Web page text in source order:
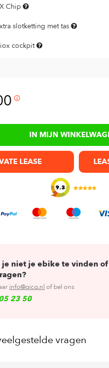
Chip
slotketting met tas
cockpit
IN MIJN
LEASE
9.3
je niet je ebike te vinden of
info@qicq.nl of bel ons
23 50
vragen